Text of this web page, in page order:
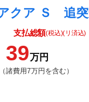
支払総額(税込)(リ済込)
39万円
（諸費用7万円を含む）